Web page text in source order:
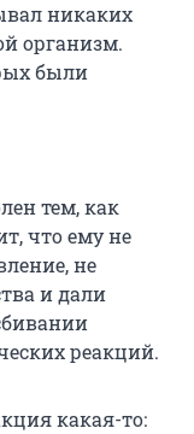
никаких
организм.
были
тем, как
что ему не
не
и дали
реакций.
какая-то: